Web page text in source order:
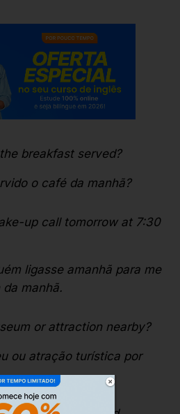
breakfast served?
o café da manhã?
up call tomorrow at 7:30
ligasse amanhã para me
manhã.
or attraction nearby?
ou atração turística por